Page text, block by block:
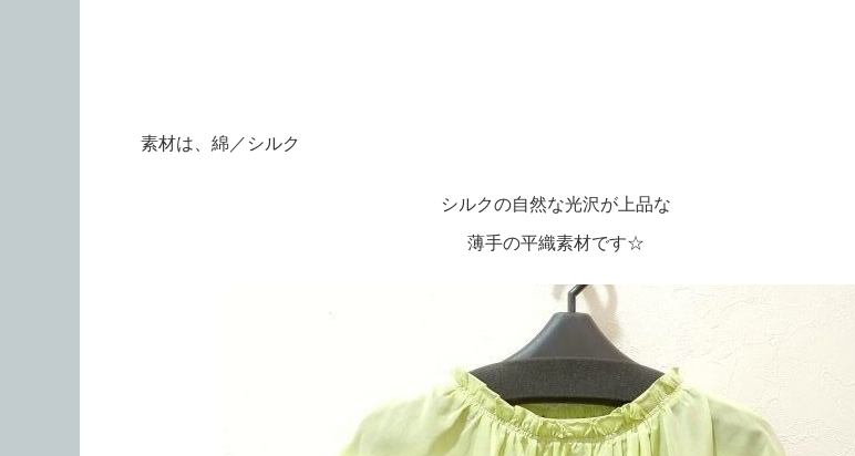
素材は、綿／シルク
シルクの自然な光沢が上品な
薄手の平織素材です☆